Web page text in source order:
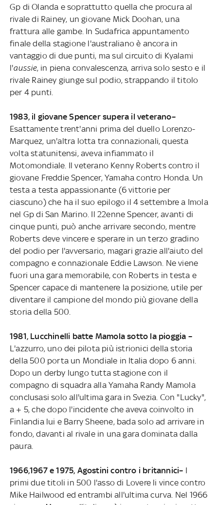
Gp di Olanda e soprattutto quella che procura al
rivale di Rainey, un giovane Mick Doohan, una
frattura alle gambe. In Sudafrica appuntamento
finale della stagione l'australiano è ancora in
vantaggio di due punti, ma sul circuito di Kyalami
l'aussie, in piena convalescenza, arriva solo sesto e il
rivale Rainey giunge sul podio, strappando il titolo
per 4 punti.
1983, il giovane Spencer supera il veterano–
Esattamente trent'anni prima del duello Lorenzo-
Marquez, un'altra lotta tra connazionali, questa
volta statunitensi, aveva infiammato il
Motomondiale. Il veterano Kenny Roberts contro il
giovane Freddie Spencer, Yamaha contro Honda. Un
testa a testa appassionante (6 vittorie per
ciascuno) che ha il suo epilogo il 4 settembre a Imola
nel Gp di San Marino. Il 22enne Spencer, avanti di
cinque punti, può anche arrivare secondo, mentre
Roberts deve vincere e sperare in un terzo gradino
del podio per l'avversario, magari grazie all'aiuto del
compagno e connazionale Eddie Lawson. Ne viene
fuori una gara memorabile, con Roberts in testa e
Spencer capace di mantenere la posizione, utile per
diventare il campione del mondo più giovane della
storia della 500.
1981, Lucchinelli batte Mamola sotto la pioggia –
L'azzurro, uno dei pilota più istrionici della storia
della 500 porta un Mondiale in Italia dopo 6 anni.
Dopo un derby lungo tutta stagione con il
compagno di squadra alla Yamaha Randy Mamola
conclusasi solo all'ultima gara in Svezia. Con "Lucky",
a + 5, che dopo l'incidente che aveva coinvolto in
Finlandia lui e Barry Sheene, bada solo ad arrivare in
fondo, davanti al rivale in una gara dominata dalla
paura.
1966,1967 e 1975, Agostini contro i britannici– I
primi due titoli in 500 l'asso di Lovere li vince contro
Mike Hailwood ed entrambi all'ultima curva. Nel 1966